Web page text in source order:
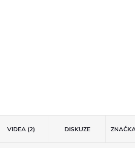
VIDEA (2) DISKUZE